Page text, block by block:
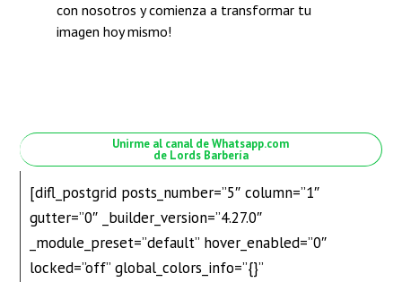
con nosotros y comienza a transformar tu
imagen hoy mismo!
Unirme al canal de Whatsapp.com
de Lords Barbería
[difl_postgrid posts_number=”5″ column=”1″
gutter=”0″ _builder_version=”4.27.0″
_module_preset=”default” hover_enabled=”0″
locked=”off” global_colors_info=”{}”